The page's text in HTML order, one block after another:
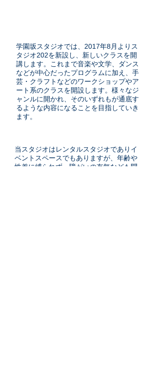
学園坂スタジオでは、2017年8月よりス
タジオ202を新設し、新しいクラスを開
講します。これまで音楽や文学、ダンス
などが中心だったプログラムに加え、手
芸・クラフトなどのワークショップやア
ート系のクラスを開設します。様々なジ
ャンルに開かれ、そのいずれもが通底す
るような内容になることを目指していき
ます。
当スタジオはレンタルスタジオでありイ
ベントスペースでもありますが、年齢や
性差に縛られず、障がいの有無なども問